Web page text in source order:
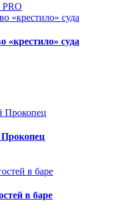
PRO
«крестило» суда
в баре